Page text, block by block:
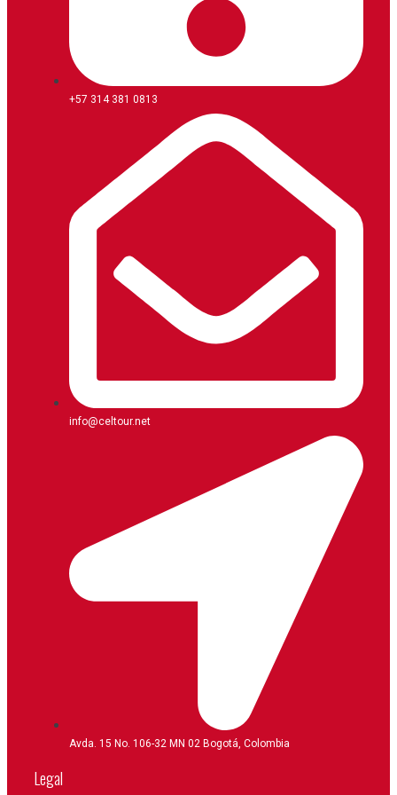
+57 314 381 0813
info@celtour.net
Avda. 15 No. 106-32 MN 02 Bogotá, Colombia
Legal